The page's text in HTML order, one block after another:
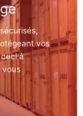
vos
à
vous